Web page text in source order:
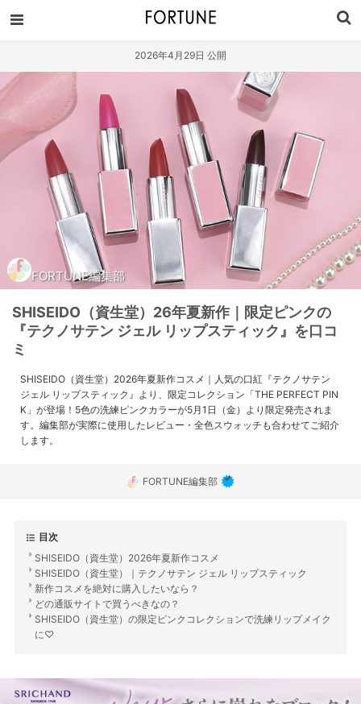
2026年4月29日 公開
FORTUNE編集部
SHISEIDO（資生堂）26年夏新作｜限定ピンクの
『テクノサテン ジェル リップスティック』を口コ
ミ
SHISEIDO（資生堂）2026年夏新作コスメ｜人気の口紅『テクノサテン
ジェル リップスティック』より、限定コレクション「THE PERFECT PIN
K」が登場！5色の洗練ピンクカラーが5月1日（金）より限定発売されま
す。編集部が実際に使用したレビュー・全色スウォッチも合わせてご紹介
します。
FORTUNE編集部
目次
SHISEIDO（資生堂）2026年夏新作コスメ
SHISEIDO（資生堂）｜テクノサテン ジェル リップスティック
新作コスメを絶対に購入したいなら？
どの通販サイトで買うべきなの？
SHISEIDO（資生堂）の限定ピンクコレクションで洗練リップメイク
に♡